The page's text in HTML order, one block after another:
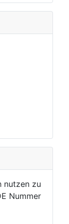
nutzen zu
Nummer